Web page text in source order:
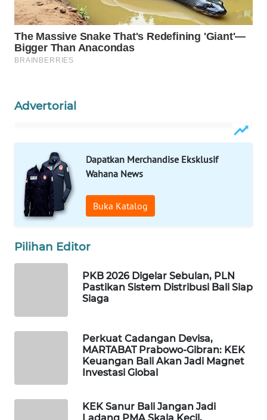
Advertorial
Dapatkan Merchandise Eksklusif
Wahana News
Buka Katalog
Pilihan Editor
PKB 2026 Digelar Sebulan, PLN
Pastikan Sistem Distribusi Bali Siap
Siaga
Perkuat Cadangan Devisa,
MARTABAT Prabowo-Gibran: KEK
Keuangan Bali Akan Jadi Magnet
Investasi Global
KEK Sanur Bali Jangan Jadi
WAHANA
SELEB
WAHANA
PERSONA
OTOMOTIF
WAHANA
DESA
WISATA
WAHANA
LISTRIK